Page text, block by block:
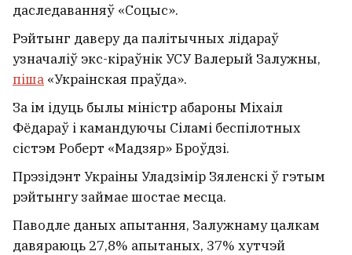
даследаванняў «Соцыс».
Рэйтынг даверу да палітычных лідараў
узначаліў экс-кіраўнік УСУ Валерый Залужны,
піша «Украінская праўда».
За ім ідуць былы міністр абароны Міхаіл
Фёдараў і камандуючы Сіламі беспілотных
сістэм Роберт «Мадзяр» Броўдзі.
Прэзідэнт Украіны Уладзімір Зяленскі ў гэтым
рэйтынгу займае шостае месца.
Паводле даных апытання, Залужнаму цалкам
давяраюць 27,8% апытаных, 37% хутчэй